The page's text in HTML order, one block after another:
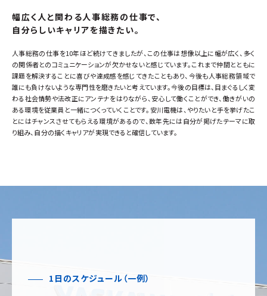
幅広く人と関わる人事総務の仕事で、
自分らしいキャリアを描きたい。
人事総務の仕事を10年ほど続けてきましたが、この仕事は想像以上に幅が広く、多く
の関係者とのコミュニケーションが欠かせないと感じています。これまで仲間とともに
課題を解決することに喜びや達成感を感じてきたこともあり、今後も人事総務領域で
誰にも負けないような専門性を磨きたいと考えています。今後の目標は、目まぐるしく変
わる社会情勢や法改正にアンテナをはりながら、安心して働くことができ、働きがいの
ある環境を従業員と一緒につくっていくことです。安川電機は、やりたいと手を挙げたこ
とにはチャンスさせてもらえる環境があるので、数年先には自分が掲げたテーマに取
り組み、自分の描くキャリアが実現できると確信しています。
1日のスケジュール（一例）